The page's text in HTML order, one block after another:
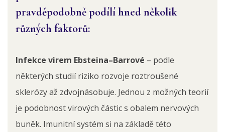
pravděpodobně podílí hned několik
různých faktorů:
Infekce virem Ebsteina–Barrové – podle
některých studií riziko rozvoje roztroušené
sklerózy až zdvojnásobuje. Jednou z možných teorií
je podobnost virových částic s obalem nervových
buněk. Imunitní systém si na základě této